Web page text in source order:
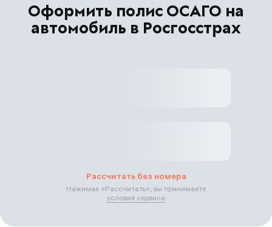
Оформить полис ОСАГО на
автомобиль в Росгосстрах
Рассчитать без номера
Нажимая «Рассчитать», вы принимаете
условия сервиса